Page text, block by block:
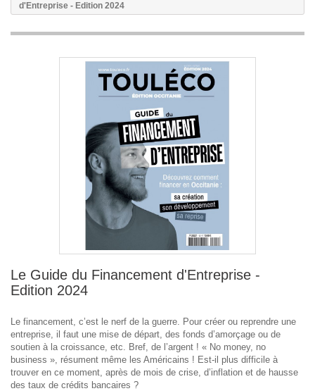
d'Entreprise - Edition 2024
Le Guide du Financement d'Entreprise -
Edition 2024
Le financement, c’est le nerf de la guerre. Pour créer ou reprendre une
entreprise, il faut une mise de départ, des fonds d’amorçage ou de
soutien à la croissance, etc. Bref, de l’argent ! « No money, no
business », résument même les Américains ! Est-il plus difficile à
trouver en ce moment, après de mois de crise, d’inflation et de hausse
des taux de crédits bancaires ?